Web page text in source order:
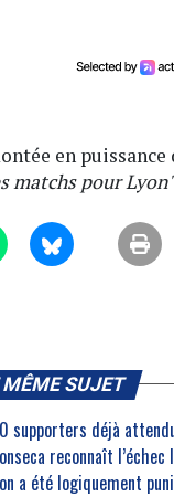
en
matchs pour
MÊME SUJET
supporters déjà
reconnaît l’échec
a été logiquement